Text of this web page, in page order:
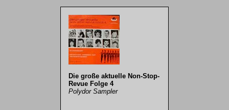
Die große aktuelle Non-Stop-
Revue Folge 4
Polydor Sampler